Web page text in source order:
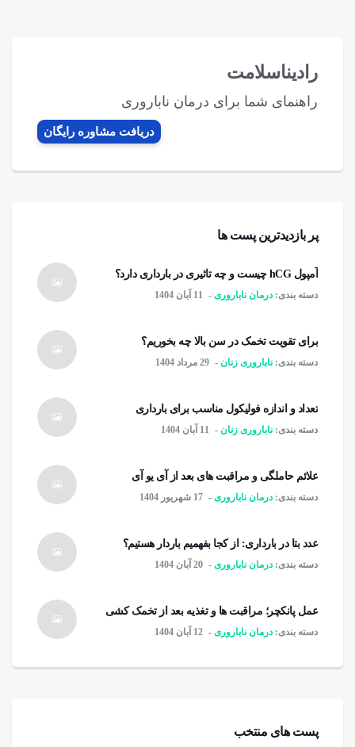
رادیناسلامت
راهنمای شما برای درمان ناباروری
دریافت مشاوره رایگان
پر بازدیدترین پست ها
آمپول hCG چیست و چه تاثیری در بارداری دارد؟
دسته بندی: درمان ناباروری 11 آبان 1404
برای تقویت تخمک در سن بالا چه بخوریم؟
دسته بندی: ناباروری زنان 29 مرداد 1404
تعداد و اندازه فولیکول مناسب برای بارداری
دسته بندی: ناباروری زنان 11 آبان 1404
علائم حاملگی و مراقبت های بعد از آی یو آی
دسته بندی: درمان ناباروری 17 شهریور 1404
عدد بتا در بارداری: از کجا بفهمیم باردار هستیم؟
دسته بندی: درمان ناباروری 20 آبان 1404
عمل پانکچر؛ مراقبت ها و تغذیه بعد از تخمک کشی
دسته بندی: درمان ناباروری 12 آبان 1404
پست های منتخب